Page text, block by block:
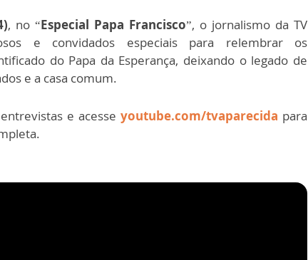
, no “Especial Papa Francisco”, o jornalismo da TV
e convidados especiais para relembrar os
do Papa da Esperança, deixando o legado de
e a casa comum.
e acesse youtube.com/tvaparecida para